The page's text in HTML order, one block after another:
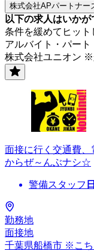
株式会社APパートナー
以下の求人はいかが
条件を緩めてヒッ
アルバイト・パート
株式会社ユニオン
面接に行く交通費
からぜ～んぶナシ☆
警備スタッフ
勤務地
面接地
千葉県船橋市 ※こ